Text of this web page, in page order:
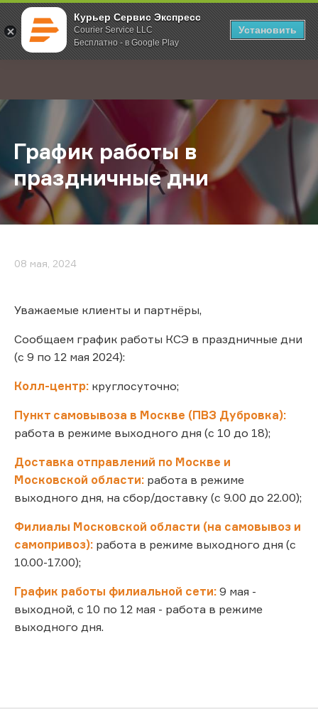
Курьер Сервис Экспресс
Courier Service LLC
Бесплатно - в Google Play
Установить
; Главная О компании Новости График работы в праздничные дни
График работы в
праздничные дни
08 мая, 2024
Уважаемые клиенты и партнёры,
Сообщаем график работы КСЭ в праздничные дни
(с 9 по 12 мая 2024):
Колл-центр: круглосуточно;
Пункт самовывоза в Москве (ПВЗ Дубровка):
работа в режиме выходного дня (с 10 до 18);
Доставка отправлений по Москве и
Московской области: работа в режиме
выходного дня, на сбор/доставку (с 9.00 до 22.00);
Филиалы Московской области (на самовывоз и
самопривоз): работа в режиме выходного дня (с
10.00-17.00);
График работы филиальной сети: 9 мая -
выходной, с 10 по 12 мая - работа в режиме
выходного дня.